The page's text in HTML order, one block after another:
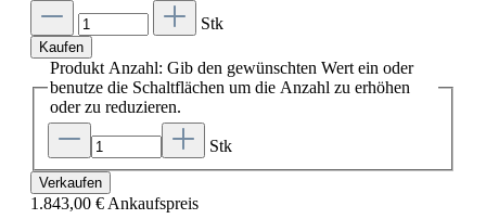
Stk
Kaufen
Produkt Anzahl: Gib den gewünschten Wert ein oder
benutze die Schaltflächen um die Anzahl zu erhöhen
oder zu reduzieren.
Stk
Verkaufen
1.843,00 € Ankaufspreis